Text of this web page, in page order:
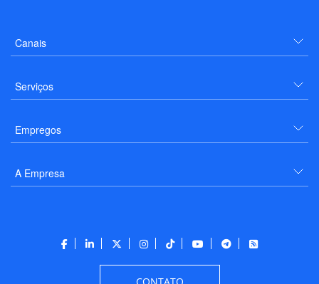
Canais
Serviços
Empregos
A Empresa